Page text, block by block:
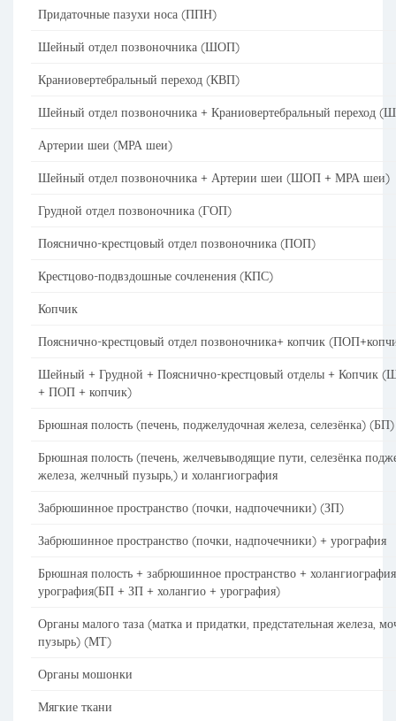
Придаточные пазухи носа (ППН)
Шейный отдел позвоночника (ШОП)
Краниовертебральный переход (КВП)
Шейный отдел позвоночника + Краниовертебральный переход
Артерии шеи (МРА шеи)
Шейный отдел позвоночника + Артерии шеи (ШОП + МРА шеи)
Грудной отдел позвоночника (ГОП)
Пояснично-крестцовый отдел позвоночника (ПОП)
Крестцово-подвздошные сочленения (КПС)
Копчик
Пояснично-крестцовый отдел позвоночника+ копчик
Шейный + Грудной + Пояснично-крестцовый отделы + Копчик
+ ПОП + копчик)
Брюшная полость (печень, поджелудочная железа, селезёнка) (БП)
Брюшная полость (печень, желчевыводящие пути, селезёнка
железа, желчный пузырь,) и холангиография
Забрюшинное пространство (почки, надпочечники) (ЗП)
Забрюшинное пространство (почки, надпочечники) + урография
Брюшная полость + забрюшинное пространство +
урография(БП + ЗП + холангио + урография)
Органы малого таза (матка и придатки, предстательная железа,
пузырь) (МТ)
Органы мошонки
Мягкие ткани